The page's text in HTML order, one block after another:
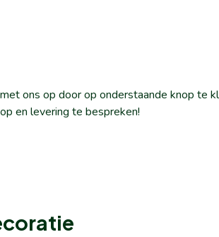
ons op door op onderstaande knop te
en levering te bespreken!